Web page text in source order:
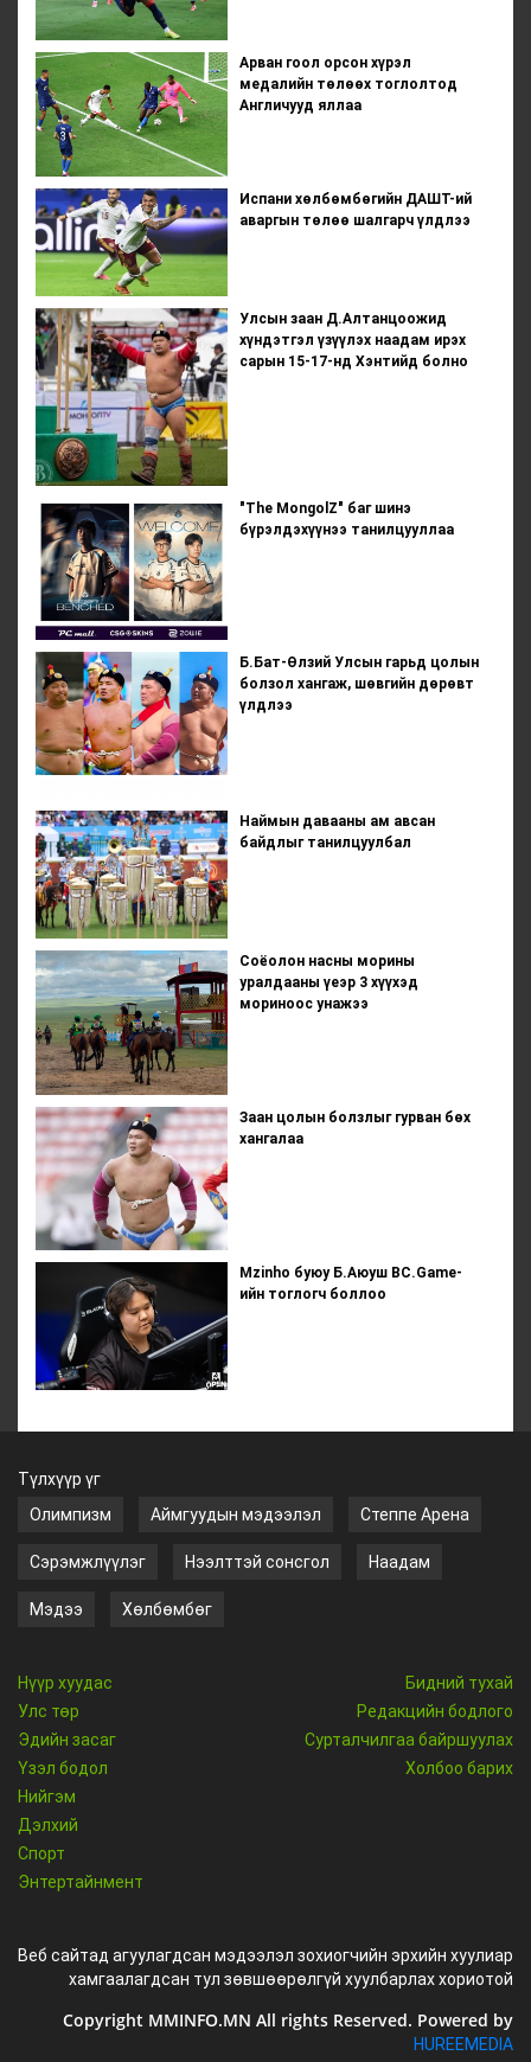
Арван гоол орсон хүрэл
медалийн төлөөх тоглолтод
Англичууд яллаа
Испани хөлбөмбөгийн ДАШТ-ий
аваргын төлөө шалгарч үлдлээ
Улсын заан Д.Алтанцоожид
хүндэтгэл үзүүлэх наадам ирэх
сарын 15-17-нд Хэнтийд болно
"The MongolZ" баг шинэ
бүрэлдэхүүнээ танилцууллаа
Б.Бат-Өлзий Улсын гарьд цолын
болзол хангаж, шөвгийн дөрөвт
үлдлээ
Наймын давааны ам авсан
байдлыг танилцуулбал
Соёолон насны морины
уралдааны үеэр 3 хүүхэд
мориноос унажээ
Заан цолын болзлыг гурван бөх
хангалаа
Mzinho буюу Б.Аюуш BC.Game-
ийн тоглогч боллоо
Түлхүүр үг
Олимпизм
Аймгуудын мэдээлэл Степпе Арена
Сэрэмжлүүлэг Нээлттэй сонсгол Наадам
Мэдээ Хөлбөмбөг
Нүүр хуудас
Улс төр
Эдийн засаг
Үзэл бодол
Нийгэм
Дэлхий
Спорт
Энтертайнмент
Бидний тухай
Редакцийн бодлого
Сурталчилгаа байршуулах
Холбоо барих
Веб сайтад агуулагдсан мэдээлэл зохиогчийн эрхийн хуулиар
хамгаалагдсан тул зөвшөөрөлгүй хуулбарлах хориотой
Copyright MMINFO.MN All rights Reserved. Powered by
HUREEMEDIA